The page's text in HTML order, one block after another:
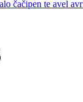
čačipen te avel